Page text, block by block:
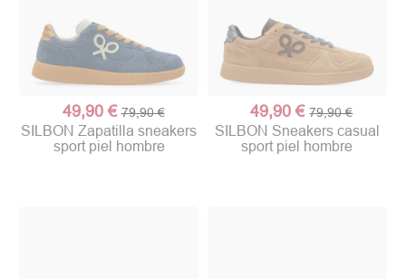
49,90 € 79,90 €
SILBON Zapatilla sneakers
sport piel hombre
49,90 € 79,90 €
SILBON Sneakers casual
sport piel hombre